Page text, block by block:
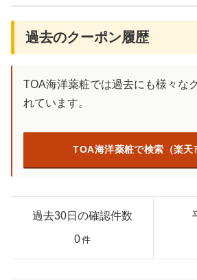
過去のクーポン履歴
TOA海洋薬粧では過去にも様々な
れています。
TOA海洋薬粧で検索（楽天
過去30日の確認件数
0件